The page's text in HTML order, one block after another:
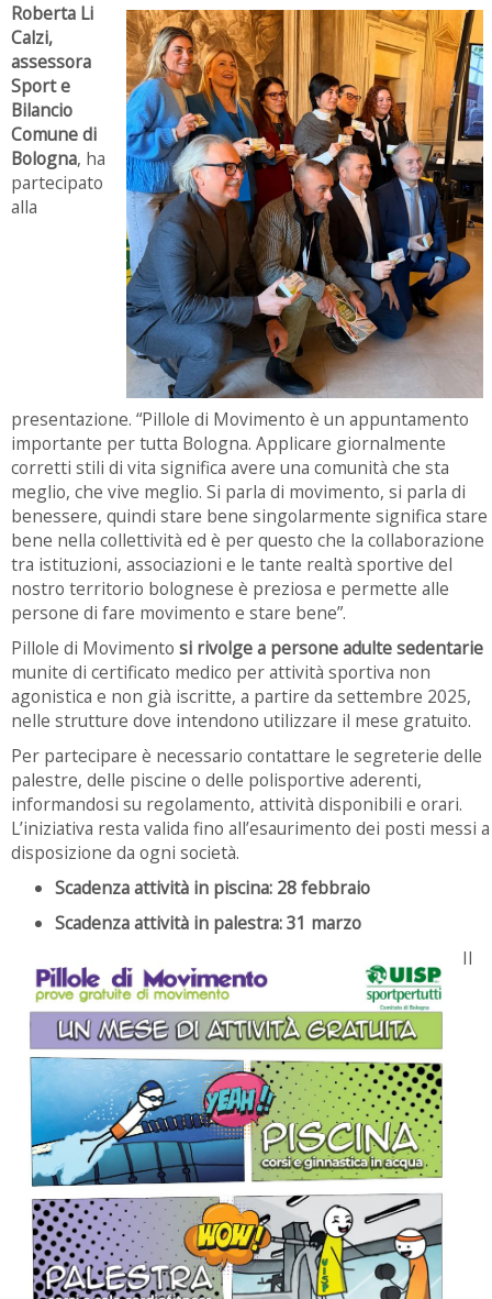
Roberta Li
Calzi,
assessora
Sport e
Bilancio
Comune di
Bologna, ha
partecipato
alla
presentazione. “Pillole di Movimento è un appuntamento
importante per tutta Bologna. Applicare giornalmente
corretti stili di vita significa avere una comunità che sta
meglio, che vive meglio. Si parla di movimento, si parla di
benessere, quindi stare bene singolarmente significa stare
bene nella collettività ed è per questo che la collaborazione
tra istituzioni, associazioni e le tante realtà sportive del
nostro territorio bolognese è preziosa e permette alle
persone di fare movimento e stare bene”.
Pillole di Movimento si rivolge a persone adulte sedentarie
munite di certificato medico per attività sportiva non
agonistica e non già iscritte, a partire da settembre 2025,
nelle strutture dove intendono utilizzare il mese gratuito.
Per partecipare è necessario contattare le segreterie delle
palestre, delle piscine o delle polisportive aderenti,
informandosi su regolamento, attività disponibili e orari.
L’iniziativa resta valida fino all’esaurimento dei posti messi a
disposizione da ogni società.
Scadenza attività in piscina: 28 febbraio
Scadenza attività in palestra: 31 marzo
Il